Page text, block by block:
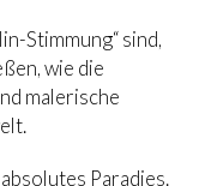
Stimmung“ sind,
wie die
malerische
Paradies.